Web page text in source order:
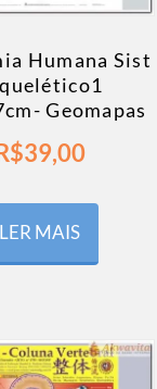
Humana Sist
Geomapas
39,00
LER MAIS